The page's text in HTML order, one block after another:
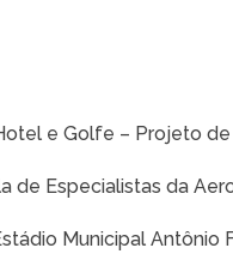
e Golfe – Projeto
de Especialistas da
Municipal Antônio